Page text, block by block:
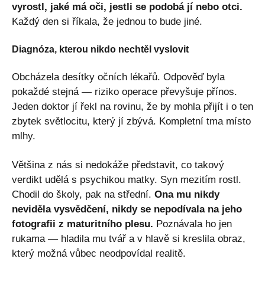
vyrostl, jaké má oči, jestli se podobá jí nebo otci.
Každý den si říkala, že jednou to bude jiné.
Diagnóza, kterou nikdo nechtěl vyslovit
Obcházela desítky očních lékařů. Odpověď byla
pokaždé stejná — riziko operace převyšuje přínos.
Jeden doktor jí řekl na rovinu, že by mohla přijít i o ten
zbytek světlocitu, který jí zbývá. Kompletní tma místo
mlhy.
Většina z nás si nedokáže představit, co takový
verdikt udělá s psychikou matky. Syn mezitím rostl.
Chodil do školy, pak na střední. Ona mu nikdy
neviděla vysvědčení, nikdy se nepodívala na jeho
fotografii z maturitního plesu. Poznávala ho jen
rukama — hladila mu tvář a v hlavě si kreslila obraz,
který možná vůbec neodpovídal realitě.